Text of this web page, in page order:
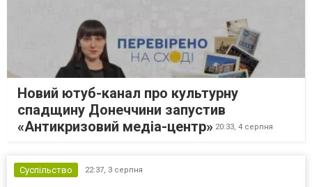
Новий ютуб-канал про культурну
спадщину Донеччини запустив
«Антикризовий медіа-центр» 20:33, 4 серпня
Суспільство 22:37, 3 серпня